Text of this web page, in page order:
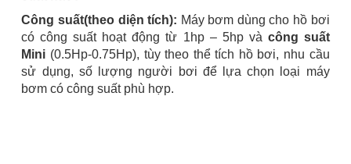
Công suất(theo diện tích): Máy bơm dùng cho hồ bơi
có công suất hoạt động từ 1hp – 5hp và công suất
Mini (0.5Hp-0.75Hp), tùy theo thể tích hồ bơi, nhu cầu
sử dụng, số lượng người bơi để lựa chọn loại máy
bơm có công suất phù hợp.